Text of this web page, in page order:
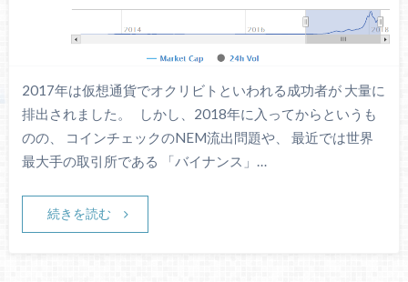
2017年は仮想通貨でオクリビトといわれる成功者が 大量に
排出されました。 しかし、2018年に入ってからというも
のの、 コインチェックのNEM流出問題や、 最近では世界
最大手の取引所である 「バイナンス」…
続きを読む